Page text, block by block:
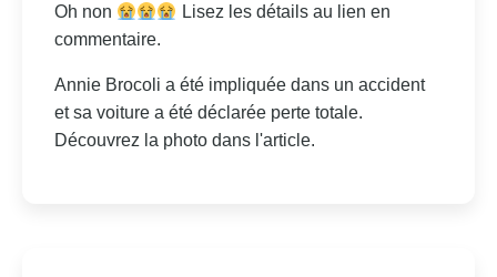
Oh non
Lisez les détails au lien en
commentaire.
Annie Brocoli a été impliquée dans un accident
et sa voiture a été déclarée perte totale.
Découvrez la photo dans l'article.